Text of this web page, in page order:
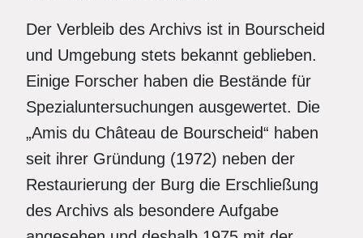
Der Verbleib des Archivs ist in Bourscheid
und Umgebung stets bekannt geblieben.
Einige Forscher haben die Bestände für
Spezialuntersuchungen ausgewertet. Die
„Amis du Château de Bourscheid“ haben
seit ihrer Gründung (1972) neben der
Restaurierung der Burg die Erschließung
des Archivs als besondere Aufgabe